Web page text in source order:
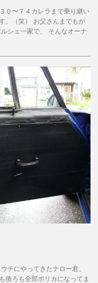
０〜７４カレラまで乗り継い
。（笑） お父さんまでもが
シェ一家で、 そんなオーナ
チにやってきたナロー君、
後ろも全部ポリカになってま